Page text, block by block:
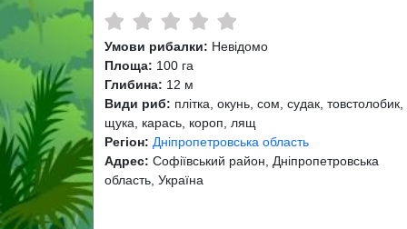
Умови рибалки: Невідомо
Площа: 100 га
Глибина: 12 м
Види риб: плітка, окунь, сом, судак, товстолобик,
щука, карась, короп, лящ
Регіон: Дніпропетровська область
Адрес: Софіївський район, Дніпропетровська
область, Україна